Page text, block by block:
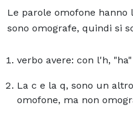
Le parole omofone hanno
sono omografe, quindi si
verbo avere: con l'h,
La c e la q, sono un
omofone, ma non